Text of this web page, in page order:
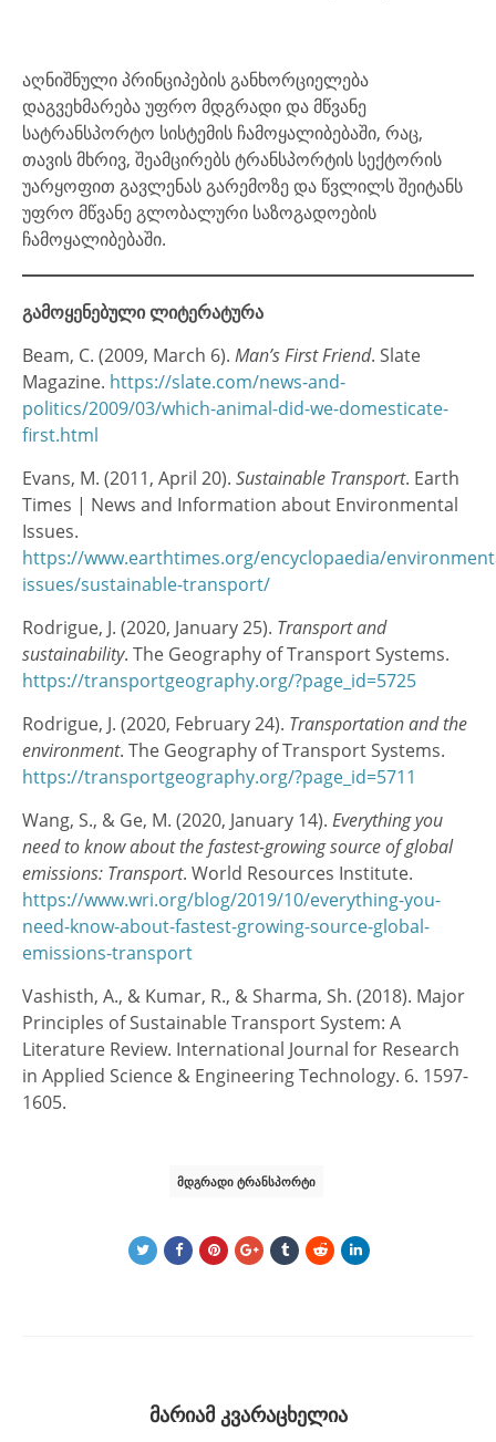
აღნიშნული პრინციპების განხორციელება
დაგვეხმარება უფრო მდგრადი და მწვანე
სატრანსპორტო სისტემის ჩამოყალიბებაში, რაც,
თავის მხრივ, შეამცირებს ტრანსპორტის სექტორის
უარყოფით გავლენას გარემოზე და წვლილს შეიტანს
უფრო მწვანე გლობალური საზოგადოების
ჩამოყალიბებაში.
გამოყენებული ლიტერატურა
Beam, C. (2009, March 6). Man’s First Friend. Slate
Magazine. https://slate.com/news-and-
politics/2009/03/which-animal-did-we-domesticate-
first.html
Evans, M. (2011, April 20). Sustainable Transport. Earth
Times | News and Information about Environmental
Issues.
https://www.earthtimes.org/encyclopaedia/
issues/sustainable-transport/
Rodrigue, J. (2020, January 25). Transport and
sustainability. The Geography of Transport Systems.
https://transportgeography.org/?page_id=5725
Rodrigue, J. (2020, February 24). Transportation and the
environment. The Geography of Transport Systems.
https://transportgeography.org/?page_id=5711
Wang, S., & Ge, M. (2020, January 14). Everything you
need to know about the fastest-growing source of global
emissions: Transport. World Resources Institute.
https://www.wri.org/blog/2019/10/everything-you-
need-know-about-fastest-growing-source-global-
emissions-transport
Vashisth, A., & Kumar, R., & Sharma, Sh. (2018). Major
Principles of Sustainable Transport System: A
Literature Review. International Journal for Research
in Applied Science & Engineering Technology. 6. 1597-
1605.
ᲛᲓᲒᲠᲐᲓᲘ ᲢᲠᲐᲜᲡᲞᲝᲠᲢᲘ
მარიამ კვარაცხელია